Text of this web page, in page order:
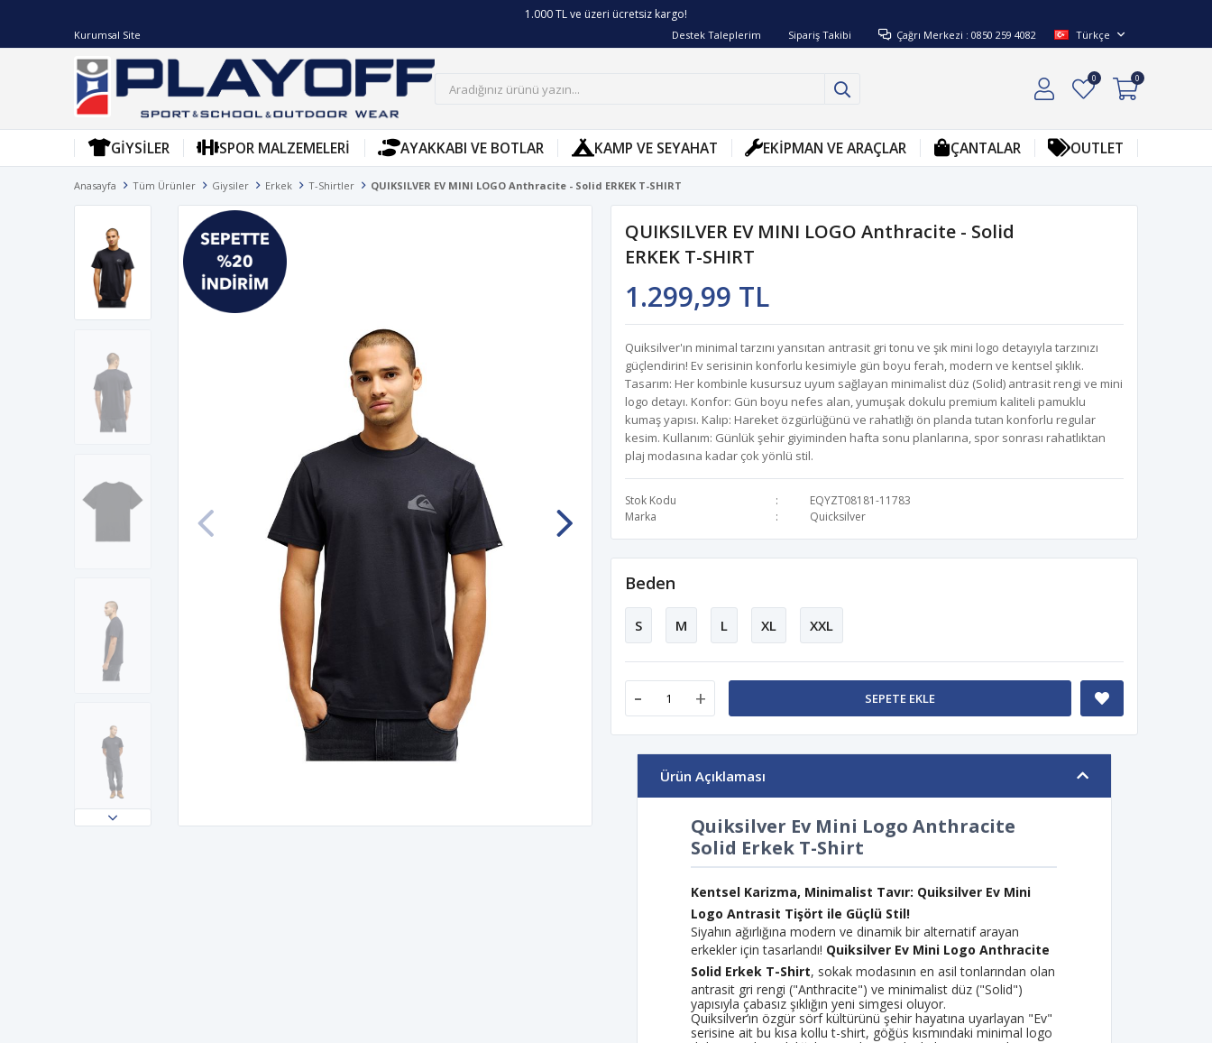
1.000 TL ve üzeri ücretsiz kargo!
Kurumsal Site Destek Taleplerim Sipariş Takibi Çağrı Merkezi : 0850 259 4082 Türkçe
0 0
GIYSILER SPOR MALZEMELERI AYAKKABI VE BOTLAR KAMP VE SEYAHAT EKIPMAN VE ARAÇLAR ÇANTALAR OUTLET
Anasayfa Tüm Ürünler Giysiler Erkek T-Shirtler QUIKSILVER EV MINI LOGO Anthracite - Solid ERKEK T-SHIRT
QUIKSILVER EV MINI LOGO Anthracite - Solid
ERKEK T-SHIRT
1.299,99 TL
Quiksilver'ın minimal tarzını yansıtan antrasit gri tonu ve şık mini logo detayıyla tarzınızı
güçlendirin! Ev serisinin konforlu kesimiyle gün boyu ferah, modern ve kentsel şıklık.
Tasarım: Her kombinle kusursuz uyum sağlayan minimalist düz (Solid) antrasit rengi ve mini
logo detayı. Konfor: Gün boyu nefes alan, yumuşak dokulu premium kaliteli pamuklu
kumaş yapısı. Kalıp: Hareket özgürlüğünü ve rahatlığı ön planda tutan konforlu regular
kesim. Kullanım: Günlük şehir giyiminden hafta sonu planlarına, spor sonrası rahatlıktan
plaj modasına kadar çok yönlü stil.
Stok Kodu
EQYZT08181-11783
Marka
Quicksilver
Beden
S M L XL XXL
- + SEPETE EKLE
Ürün Açıklaması
Quiksilver Ev Mini Logo Anthracite
Solid Erkek T-Shirt
Kentsel Karizma, Minimalist Tavır: Quiksilver Ev Mini
Logo Antrasit Tişört ile Güçlü Stil!
Siyahın ağırlığına modern ve dinamik bir alternatif arayan
erkekler için tasarlandı! Quiksilver Ev Mini Logo Anthracite
Solid Erkek T-Shirt, sokak modasının en asil tonlarından olan
antrasit gri rengi ("Anthracite") ve minimalist düz ("Solid")
yapısıyla çabasız şıklığın yeni simgesi oluyor.
Quiksilver’ın özgür sörf kültürünü şehir hayatına uyarlayan "Ev"
serisine ait bu kısa kollu t-shirt, göğüs kısmındaki minimal logo